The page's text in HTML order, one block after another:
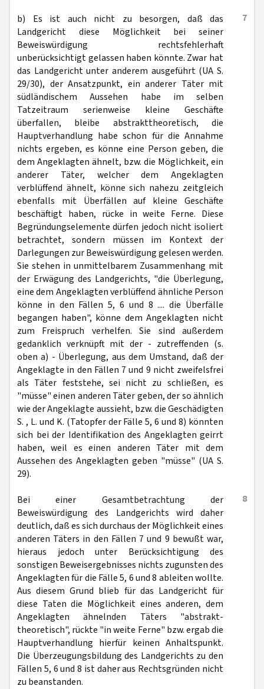
7
b) Es ist auch nicht zu besorgen, daß das
Landgericht diese Möglichkeit bei seiner
Beweiswürdigung rechtsfehlerhaft
unberücksichtigt gelassen haben könnte. Zwar hat
das Landgericht unter anderem ausgeführt (UA S.
29/30), der Ansatzpunkt, ein anderer Täter mit
südländischem Aussehen habe im selben
Tatzeitraum serienweise kleine Geschäfte
überfallen, bleibe abstrakttheoretisch, die
Hauptverhandlung habe schon für die Annahme
nichts ergeben, es könne eine Person geben, die
dem Angeklagten ähnelt, bzw. die Möglichkeit, ein
anderer Täter, welcher dem Angeklagten
verblüffend ähnelt, könne sich nahezu zeitgleich
ebenfalls mit Überfällen auf kleine Geschäfte
beschäftigt haben, rücke in weite Ferne. Diese
Begründungselemente dürfen jedoch nicht isoliert
betrachtet, sondern müssen im Kontext der
Darlegungen zur Beweiswürdigung gelesen werden.
Sie stehen in unmittelbarem Zusammenhang mit
der Erwägung des Landgerichts, "die Überlegung,
eine dem Angeklagten verblüffend ähnliche Person
könne in den Fällen 5, 6 und 8 .... die Überfälle
begangen haben", könne dem Angeklagten nicht
zum Freispruch verhelfen. Sie sind außerdem
gedanklich verknüpft mit der - zutreffenden (s.
oben a) - Überlegung, aus dem Umstand, daß der
Angeklagte in den Fällen 7 und 9 nicht zweifelsfrei
als Täter feststehe, sei nicht zu schließen, es
"müsse" einen anderen Täter geben, der so ähnlich
wie der Angeklagte aussieht, bzw. die Geschädigten
S. , L. und K. (Tatopfer der Fälle 5, 6 und 8) könnten
sich bei der Identifikation des Angeklagten geirrt
haben, weil es einen anderen Täter mit dem
Aussehen des Angeklagten geben "müsse" (UA S.
29).
8
Bei einer Gesamtbetrachtung der
Beweiswürdigung des Landgerichts wird daher
deutlich, daß es sich durchaus der Möglichkeit eines
anderen Täters in den Fällen 7 und 9 bewußt war,
hieraus jedoch unter Berücksichtigung des
sonstigen Beweisergebnisses nichts zugunsten des
Angeklagten für die Fälle 5, 6 und 8 ableiten wollte.
Aus diesem Grund blieb für das Landgericht für
diese Taten die Möglichkeit eines anderen, dem
Angeklagten ähnelnden Täters "abstrakt-
theoretisch", rückte "in weite Ferne" bzw. ergab die
Hauptverhandlung hierfür keinen Anhaltspunkt.
Die Überzeugungsbildung des Landgerichts zu den
Fällen 5, 6 und 8 ist daher aus Rechtsgründen nicht
zu beanstanden.